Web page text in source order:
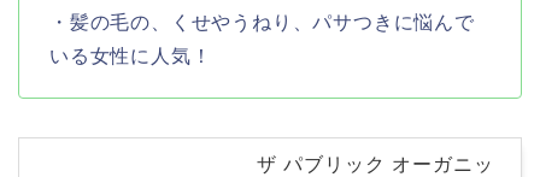
・髪の毛の、くせやうねり、パサつきに悩んで
いる女性に人気！
ザ パブリック オーガニッ